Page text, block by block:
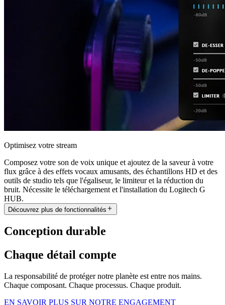
Optimisez votre stream
Composez votre son de voix unique et ajoutez de la saveur à votre
flux grâce à des effets vocaux amusants, des échantillons HD et des
outils de studio tels que l'égaliseur, le limiteur et la réduction du
bruit. Nécessite le téléchargement et l'installation du Logitech G
HUB.
Découvrez plus de fonctionnalités
Conception durable
Chaque détail compte
La responsabilité de protéger notre planète est entre nos mains.
Chaque composant. Chaque processus. Chaque produit.
EN SAVOIR PLUS SUR NOTRE ENGAGEMENT